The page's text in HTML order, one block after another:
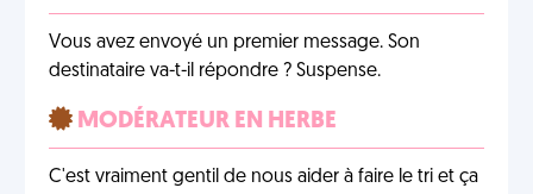
Vous avez envoyé un premier message. Son
destinataire va-t-il répondre ? Suspense.
MODÉRATEUR EN HERBE
C'est vraiment gentil de nous aider à faire le tri et ça